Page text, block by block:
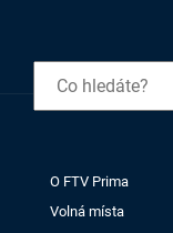
O FTV Prima
Volná místa